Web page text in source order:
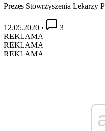
Prezes Stowrzyszenia Lekarzy
12.05.2020 •
3
REKLAMA
REKLAMA
REKLAMA